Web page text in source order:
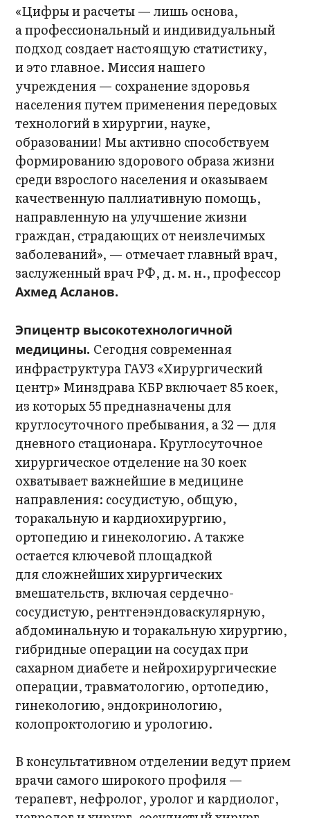
«Цифры и расчеты — лишь основа,
а профессиональный и индивидуальный
подход создает настоящую статистику,
и это главное. Миссия нашего
учреждения — сохранение здоровья
населения путем применения передовых
технологий в хирургии, науке,
образовании! Мы активно способствуем
формированию здорового образа жизни
среди взрослого населения и оказываем
качественную паллиативную помощь,
направленную на улучшение жизни
граждан, страдающих от неизлечимых
заболеваний», — отмечает главный врач,
заслуженный врач РФ, д. м. н., профессор
Ахмед Асланов.
Эпицентр высокотехнологичной
медицины. Сегодня современная
инфраструктура ГАУЗ «Хирургический
центр» Минздрава КБР включает 85 коек,
из которых 55 предназначены для
круглосуточного пребывания, а 32 — для
дневного стационара. Круглосуточное
хирургическое отделение на 30 коек
охватывает важнейшие в медицине
направления: сосудистую, общую,
торакальную и кардиохирургию,
ортопедию и гинекологию. А также
остается ключевой площадкой
для сложнейших хирургических
вмешательств, включая сердечно-
сосудистую, рентгенэндоваскулярную,
абдоминальную и торакальную хирургию,
гибридные операции на сосудах при
сахарном диабете и нейрохирургические
операции, травматологию, ортопедию,
гинекологию, эндокринологию,
колопроктологию и урологию.
В консультативном отделении ведут прием
врачи самого широкого профиля —
терапевт, нефролог, уролог и кардиолог,